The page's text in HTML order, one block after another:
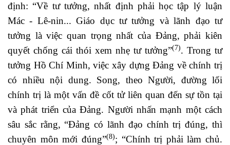
định: “Về tư tưởng, nhất định phải học tập lý luận
Mác - Lê-nin... Giáo dục tư tưởng và lãnh đạo tư
tưởng là việc quan trọng nhất của Đảng, phải kiên
quyết chống cái thói xem nhẹ tư tưởng”(7). Trong tư
tưởng Hồ Chí Minh, việc xây dựng Đảng về chính trị
có nhiều nội dung. Song, theo Người, đường lối
chính trị là một vấn đề cốt tử liên quan đến sự tồn tại
và phát triển của Đảng. Người nhấn mạnh một cách
sâu sắc rằng, “Đảng có lãnh đạo chính trị đúng, thì
chuyên môn mới đúng”(8); “Chính trị phải làm chủ.